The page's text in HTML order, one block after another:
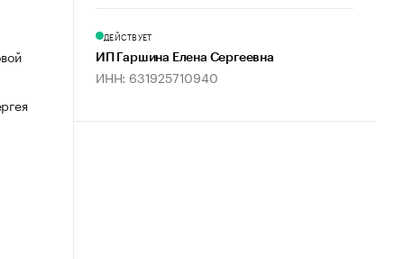
ДЕЙСТВУЕТ
ИП Гаршина Елена Сергеевна
ИНН: 631925710940